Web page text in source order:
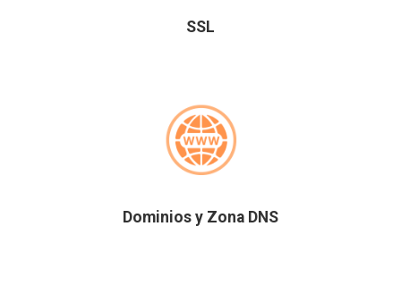
SSL
Dominios y Zona DNS